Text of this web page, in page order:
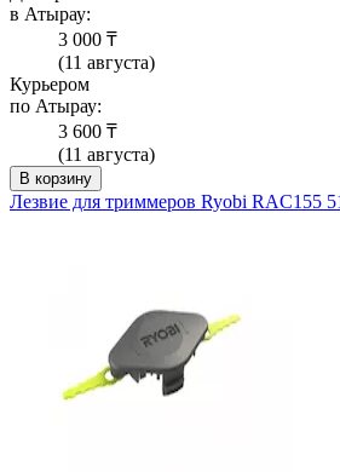
в Атырау:
3 000 ₸
(11 августа)
Курьером
по Атырау:
3 600 ₸
(11 августа)
В корзину
Лезвие для триммеров Ryobi RAC155